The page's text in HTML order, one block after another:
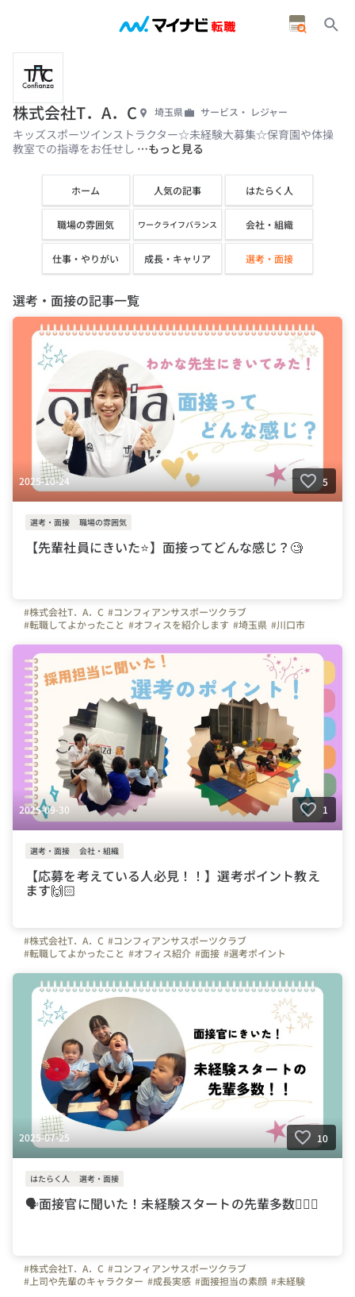
株式会社T．A．C 埼玉県 サービス・ レジャー
キッズスポーツインストラクター☆未経験大募集☆保育園や体操
教室での指導をお任せし …もっと見る
ホーム 人気の記事 はたらく人
職場の雰囲気 ワークライフバランス 会社・組織
仕事・やりがい 成長・キャリア 選考・面接
選考・面接の記事一覧
2025-10-24 5
選考・面接 職場の雰囲気
【先輩社員にきいた⭐️】面接ってどんな感じ？🧐
#株式会社T．A．C #コンフィアンサスポーツクラブ
#転職してよかったこと #オフィスを紹介します #埼玉県 #川口市
#はたらく人 #面接 #面接の雰囲気 #スポーツクラブ #サッカー #体操
#インストラクター #体操の先生 #子ども
2025-09-30 1
選考・面接 会社・組織
【応募を考えている人必見！！】選考ポイント教え
ます🙌🏻
#株式会社T．A．C #コンフィアンサスポーツクラブ
#転職してよかったこと #オフィス紹介 #面接 #選考ポイント
#千葉県 #インストラクター #スポーツ #体操 #サッカー #選考
#未経験 #体操の先生
2025-07-25 10
はたらく人 選考・面接
🗣️面接官に聞いた！未経験スタートの先輩多数🤸🏻‍♂️
#株式会社T．A．C #コンフィアンサスポーツクラブ
#上司や先輩のキャラクター #成長実感 #面接担当の素顔 #未経験